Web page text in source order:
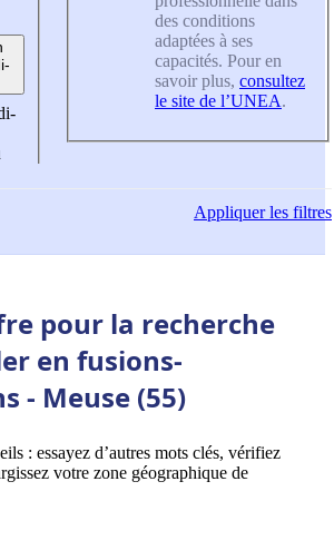
des conditions
adaptées à ses
capacités. Pour en
savoir plus, consultez
le site de l’UNEA.
Appliquerles filtres
pour la recherche
en fusions-
- Meuse (55)
: essayez d’autres mots clés, vérifiez
votre zone géographique de